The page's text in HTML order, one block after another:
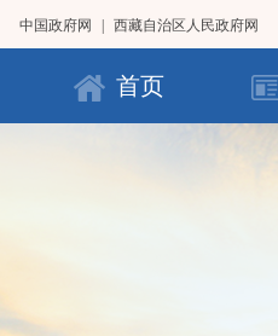
中国政府网 西藏自治区人民政府网
首页